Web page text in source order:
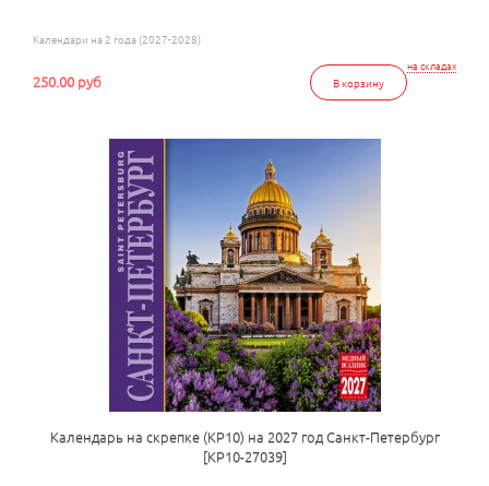
Календари на 2 года (2027-2028)
на складах
В корзину
250.00 руб
Календарь на скрепке (КР10) на 2027 год Санкт-Петербург
[КР10-27039]